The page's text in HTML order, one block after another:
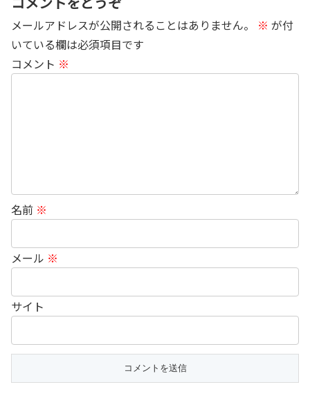
メールアドレスが公開されることはありません。 ※ が付
いている欄は必須項目です
コメント ※
名前 ※
メール ※
サイト